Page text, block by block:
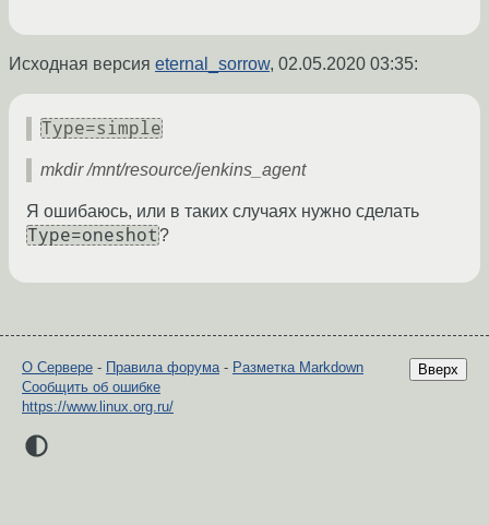
Исходная версия eternal_sorrow, 02.05.2020 03:35:
Type=simple
mkdir /mnt/resource/jenkins_agent
Я ошибаюсь, или в таких случаях нужно сделать
Type=oneshot?
Вверх
О Сервере - Правила форума- Разметка Markdown
Сообщить об ошибке
https://www.linux.org.ru/